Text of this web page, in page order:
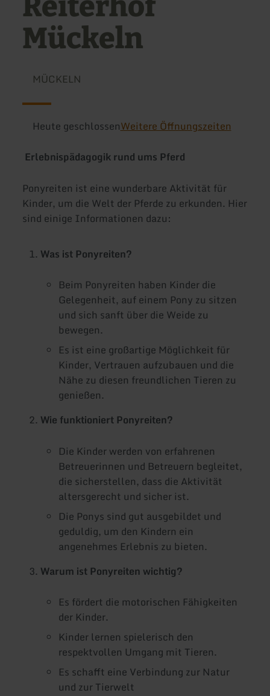
Mückeln
MÜCKELN
Heute geschlossenWeitere Öffnungszeiten
Erlebnispädagogik rund ums Pferd
Ponyreiten ist eine wunderbare Aktivität für
Kinder, um die Welt der Pferde zu erkunden. Hier
sind einige Informationen dazu:
Was ist Ponyreiten?
Beim Ponyreiten haben Kinder die
Gelegenheit, auf einem Pony zu sitzen
und sich sanft über die Weide zu
bewegen.
Es ist eine großartige Möglichkeit für
Kinder, Vertrauen aufzubauen und die
Nähe zu diesen freundlichen Tieren zu
genießen.
Wie funktioniert Ponyreiten?
Die Kinder werden von erfahrenen
Betreuerinnen und Betreuern begleitet,
die sicherstellen, dass die Aktivität
altersgerecht und sicher ist.
Die Ponys sind gut ausgebildet und
geduldig, um den Kindern ein
angenehmes Erlebnis zu bieten.
Warum ist Ponyreiten wichtig?
Es fördert die motorischen Fähigkeiten
der Kinder.
Kinder lernen spielerisch den
respektvollen Umgang mit Tieren.
Es schafft eine Verbindung zur Natur
und zur Tierwelt